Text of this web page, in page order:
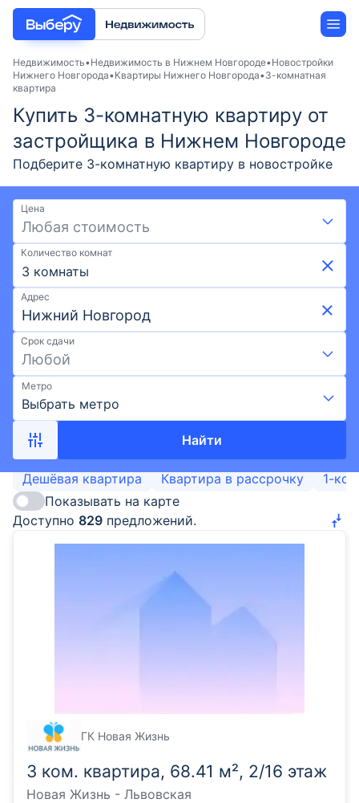
Новостройки
Застройщики
Ипотека
Недвижимость Недвижимость в Нижнем Новгороде Новостройки
Нижнего Новгорода Квартиры Нижнего Новгорода 3-комнатная
квартира
Купить 3-комнатную квартиру от
застройщика в Нижнем Новгороде
Подберите 3-комнатную квартиру в новостройке
Нижнего Новгорода от застройщика в 2026 году.
Выгодные условия на Выберу: скидки и акции от
застройщиков, возможна ипотека. Покупка 3-
комнатной квартиры по ценам от 8,39 млн ₽ и
площадью от 53,7 м² до 157,9 м². Воспользуйтесь
удобной картой и фильтрами при поиске
подходящего жилья. Выберите 3-комнатную
квартиру в новостройке в Нижнем Новгороде на
Выберу.ру.
Цена
Любая стоимость
Количество комнат
3 комнаты
Адрес
Срок сдачи
Любой
Метро
Выбрать метро
Найти
Дешёвая квартира Квартира в рассрочку
1-
Показывать на карте
Доступно 829 предложений.
3 ком. квартира, 68.41 м², 2/16 этаж
Новая Жизнь - Львовская
ГК Новая Жизнь